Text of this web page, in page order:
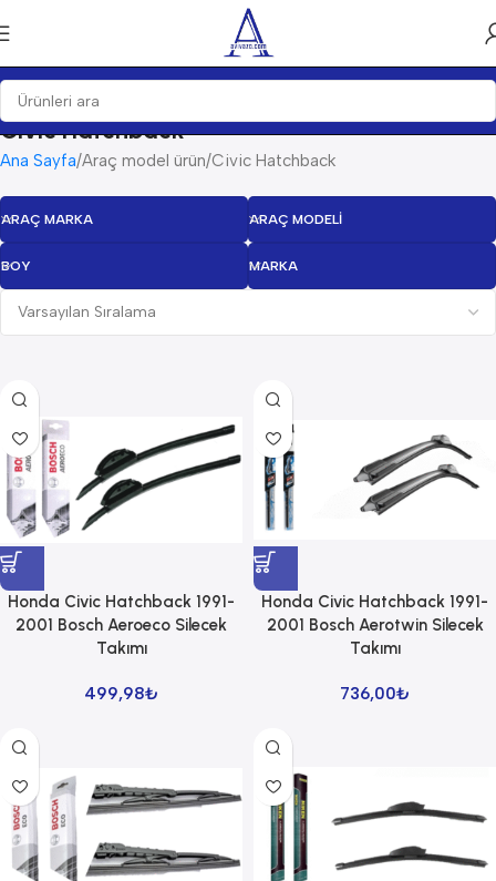
Civic Hatchback
Ana Sayfa Araç model ürün Civic Hatchback
ARAÇ MARKA ARAÇ MODELI
BOY MARKA
Honda Civic Hatchback 1991-
2001 Bosch Aeroeco Silecek
Takımı
499,98₺
Honda Civic Hatchback 1991-
2001 Bosch Aerotwin Silecek
Takımı
736,00₺